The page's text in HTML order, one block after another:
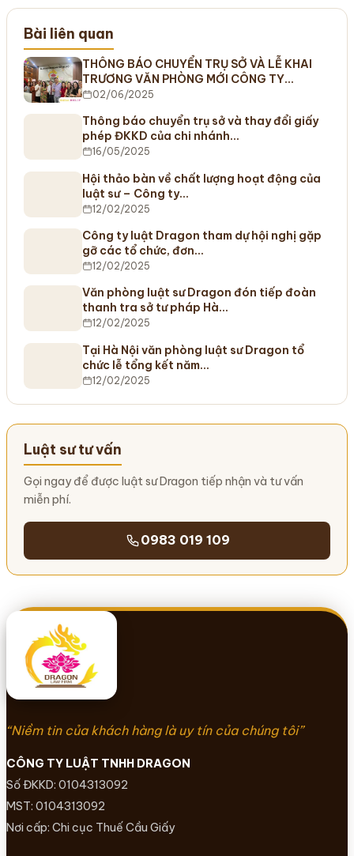
Bài liên quan
THÔNG BÁO CHUYỂN TRỤ SỞ VÀ LỄ KHAI
TRƯƠNG VĂN PHÒNG MỚI CÔNG TY…
02/06/2025
Thông báo chuyển trụ sở và thay đổi giấy
phép ĐKKD của chi nhánh…
16/05/2025
Hội thảo bàn về chất lượng hoạt động của
luật sư – Công ty…
12/02/2025
Công ty luật Dragon tham dự hội nghị gặp
gỡ các tổ chức, đơn…
12/02/2025
Văn phòng luật sư Dragon đón tiếp đoàn
thanh tra sở tư pháp Hà…
12/02/2025
Tại Hà Nội văn phòng luật sư Dragon tổ
chức lễ tổng kết năm…
12/02/2025
Luật sư tư vấn
Gọi ngay để được luật sư Dragon tiếp nhận và tư vấn
miễn phí.
0983 019 109
“Niềm tin của khách hàng là uy tín của chúng tôi”
CÔNG TY LUẬT TNHH DRAGON
Số ĐKKD: 0104313092
MST: 0104313092
Nơi cấp: Chi cục Thuế Cầu Giấy